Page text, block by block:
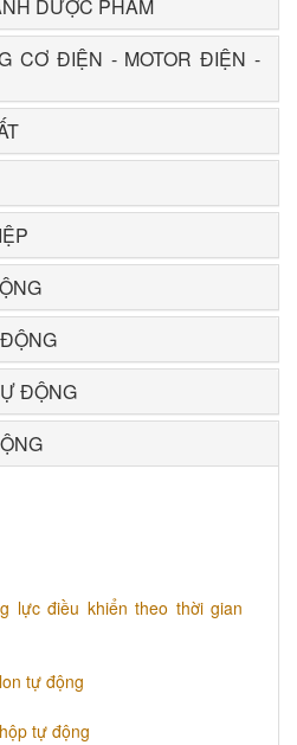
DƯỢC PHẨM
CƠ ĐIỆN - MOTOR ĐIỆN -
ĐỘNG
lực điều khiển theo thời gian
tự động
tự động